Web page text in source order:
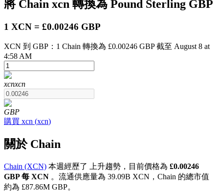
多種以USDT結算的永續合約
幣本位永續
將 Chain xcn 轉換為 Pound Sterling GBP
1 XCN = £0.00246 GBP
XCN 到 GBP：1 Chain 轉換為 £0.00246 GBP 截至 August 8 at
4:58 AM
xcnxcn
GBP
購買 xcn (xcn)
關於 Chain
Chain (XCN) 本週經歷了 上升趨勢，目前價格為 £0.00246
GBP 每 XCN 。流通供應量為 39.09B XCN，Chain 的總市值
約為 £87.86M GBP。